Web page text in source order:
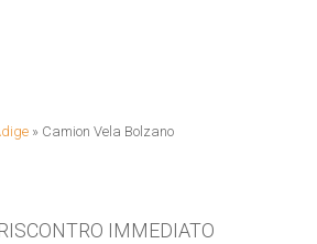
» Camion Vela Bolzano
IMMEDIATO